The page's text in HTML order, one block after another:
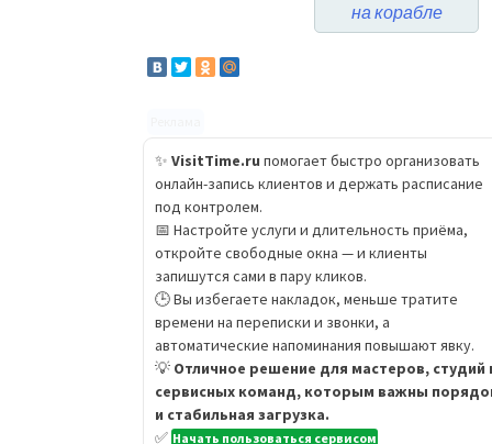
на корабле
✨ VisitTime.ru помогает быстро организовать
онлайн-запись клиентов и держать расписание
под контролем.
📅 Настройте услуги и длительность приёма,
откройте свободные окна — и клиенты
запишутся сами в пару кликов.
🕒 Вы избегаете накладок, меньше тратите
времени на переписки и звонки, а
автоматические напоминания повышают явку.
💡 Отличное решение для мастеров, студий
сервисных команд, которым важны
и стабильная загрузка.
✅ Начать пользоваться сервисом